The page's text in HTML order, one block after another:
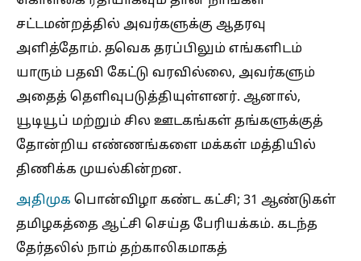
சட்டமன்றத்தில் அவர்களுக்கு ஆதரவு
அளித்தோம். தவெக தரப்பிலும் எங்களிடம்
யாரும் பதவி கேட்டு வரவில்லை, அவர்களும்
அதைத் தெளிவுபடுத்தியுள்ளனர். ஆனால்,
யூடியூப் மற்றும் சில ஊடகங்கள் தங்களுக்குத்
தோன்றிய எண்ணங்களை மக்கள் மத்தியில்
திணிக்க முயல்கின்றன.
அதிமுக பொன்விழா கண்ட கட்சி; 31 ஆண்டுகள்
தமிழகத்தை ஆட்சி செய்த பேரியக்கம். கடந்த
தேர்தலில் நாம் தற்காலிகமாகத்